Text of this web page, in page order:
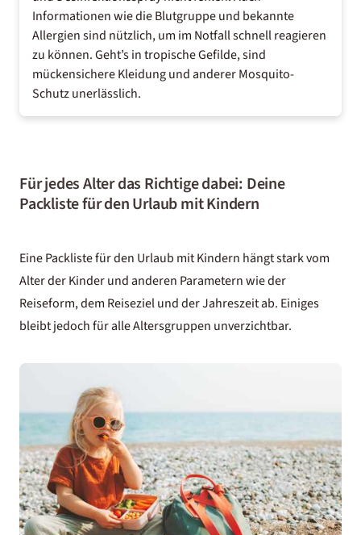
Informationen wie die Blutgruppe und bekannte
Allergien sind nützlich, um im Notfall schnell reagieren
zu können. Geht’s in tropische Gefilde, sind
mückensichere Kleidung und anderer Mosquito-
Schutz unerlässlich.
Für jedes Alter das Richtige dabei: Deine
Packliste für den Urlaub mit Kindern
Eine Packliste für den Urlaub mit Kindern hängt stark vom
Alter der Kinder und anderen Parametern wie der
Reiseform, dem Reiseziel und der Jahreszeit ab. Einiges
bleibt jedoch für alle Altersgruppen unverzichtbar.